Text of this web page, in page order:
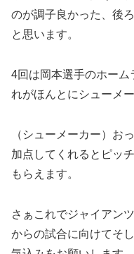
のが調子良かった、後
と思います。
4回は岡本選手のホー
れがほんとにシューメ
（シューメーカー）お
加点してくれるとピッ
もらえます。
さぁこれでジャイアン
からの試合に向けてそ